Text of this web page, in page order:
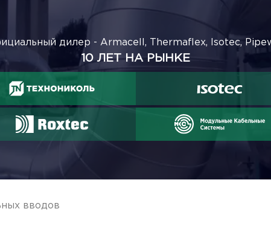
дилер - Armacell, Thermaflex, Isotec,
10 ЛЕТ НА РЫНКЕ
вводов